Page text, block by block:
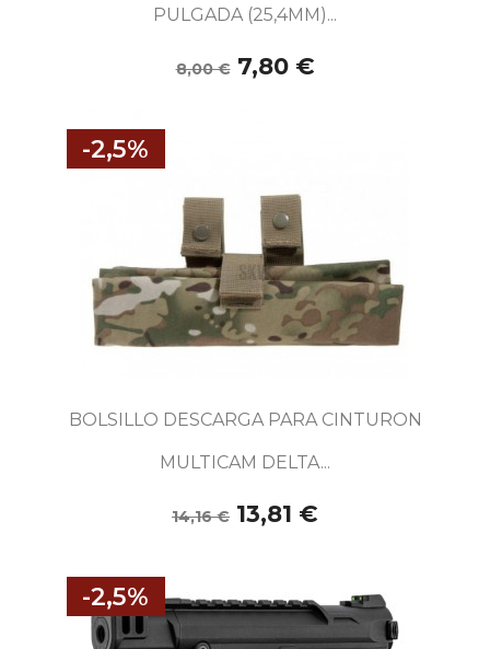
PULGADA (25,4MM)...
8,00 € 7,80 €
BOLSILLO DESCARGA PARA CINTURON
MULTICAM DELTA...
14,16 € 13,81 €
-2,5%
-2,5%